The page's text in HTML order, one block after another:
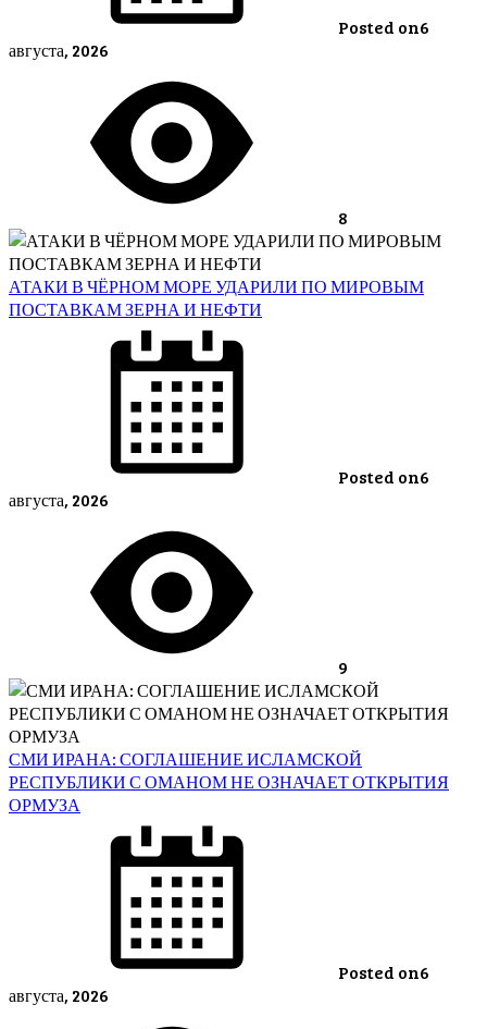
Posted on6
августа, 2026
8
АТАКИ В ЧЁРНОМ МОРЕ УДАРИЛИ ПО МИРОВЫМ
ПОСТАВКАМ ЗЕРНА И НЕФТИ
Posted on6
августа, 2026
9
СМИ ИРАНА: СОГЛАШЕНИЕ ИСЛАМСКОЙ
РЕСПУБЛИКИ С ОМАНОМ НЕ ОЗНАЧАЕТ ОТКРЫТИЯ
ОРМУЗА
Posted on6
августа, 2026